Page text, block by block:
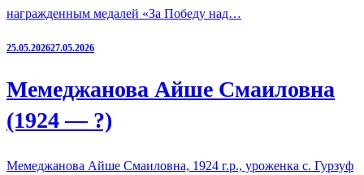
награжденным медалей «За Победу над…
25.05.202627.05.2026
Мемеджанова Айше Смаиловна
(1924 — ?)
Мемеджанова Айше Смаиловна, 1924 г.р., уроженка с. Гурзуф